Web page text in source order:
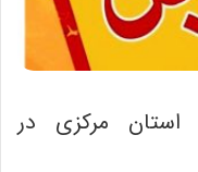
استان مرکزی در